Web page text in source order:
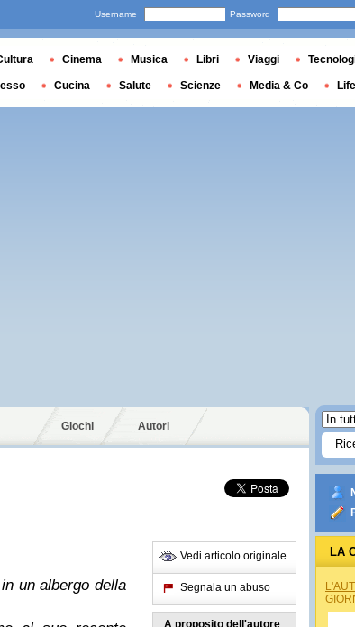
Giochi Autori
un albergo della
Vedi articolo originale
Segnala un abuso
A proposito dell'autore
LA
Username Password
Cinema Musica Libri Viaggi
Cucina Salute Scienze Media & Co